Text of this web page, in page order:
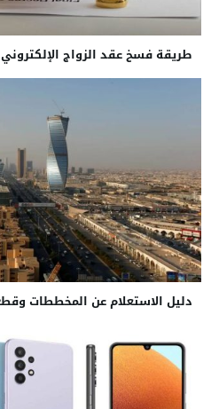
طريقة فسخ عقد الزواج الإلكتروني
دليل الاستعلام عن المخططات وقطع